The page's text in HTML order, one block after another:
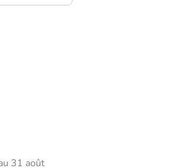
31 août